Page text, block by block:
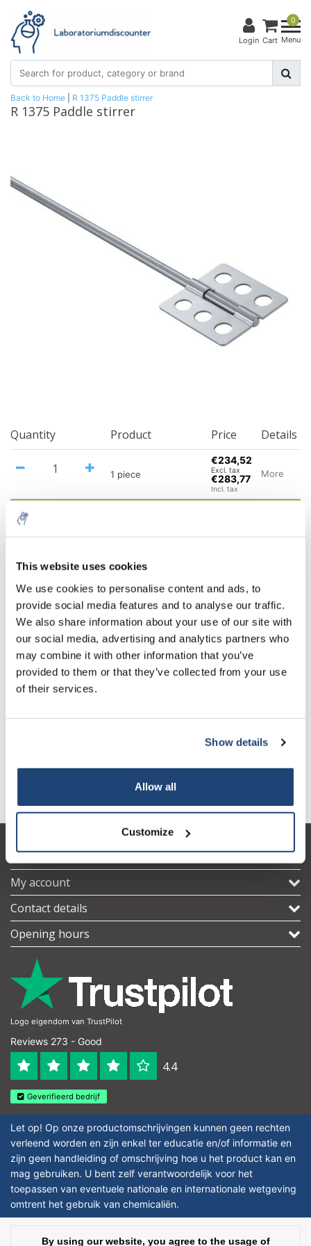
This website uses cookies
We use cookies to personalise content and ads, to
provide social media features and to analyse our traffic.
We also share information about your use of our site with
our social media, advertising and analytics partners who
may combine it with other information that you’ve
provided to them or that they’ve collected from your use
of their services.
Show details
Allow all
Customize
Login
0
Cart Menu
Back to Home R 1375 Paddle stirrer
R 1375 Paddle stirrer
Quantity Product Price Details
1 piece
€234,52
Excl. tax
€283,77
Incl. tax
More
Information
Related products
R 1342 Propeller stirrer, 4- R 1381 Propeller stirrer, 3-
bladed
Customer service
My account
Contact details
Opening hours
Logo eigendom van TrustPilot
Reviews 273 - Good
4.4
Geverifieerd bedrijf
Let op! Op onze productomschrijvingen kunnen geen rechten
verleend worden en zijn enkel ter educatie en/of informatie en
zijn geen handleiding of omschrijving hoe u het product kan en
mag gebruiken. U bent zelf verantwoordelijk voor het
toepassen van eventuele nationale en internationale wetgeving
omtrent het gebruik van chemicaliën.
By using our website, you agree to the usage of